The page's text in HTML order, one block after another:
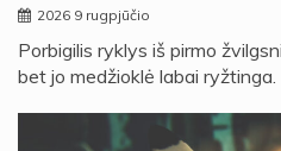
2026 9 rugpjūčio
Porbigilis ryklys iš pirmo
bet jo medžioklė labai ryžtinga.